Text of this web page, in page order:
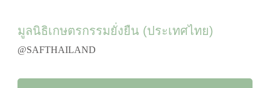
มูลนิธิเกษตรกรรมยั่งยืน (ประเทศไทย)
@SAFTHAILAND